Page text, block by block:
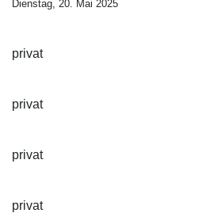
Dienstag, 20. Mai 2025
privat
privat
privat
privat